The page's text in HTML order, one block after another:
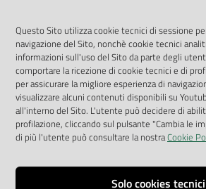
App Arpav
Rapporti regionali annuali
Le Infografiche
Dispenser dati
Vai alla pagina
Questo Sito utilizza cookie tecnici di sessione
navigazione del Sito, nonchè cookie tecnici
informazioni sull'uso del Sito da parte degli
comportare la ricezione di cookie tecnici e di
per assicurare la migliore esperienza di
visualizzare alcuni contenuti disponibili su
all'interno del Sito. L'utente può decidere di
profilazione, cliccando sul pulsante "Cambia le
di più l'utente può consultare la nostraCookie
Solo cookies tecnici